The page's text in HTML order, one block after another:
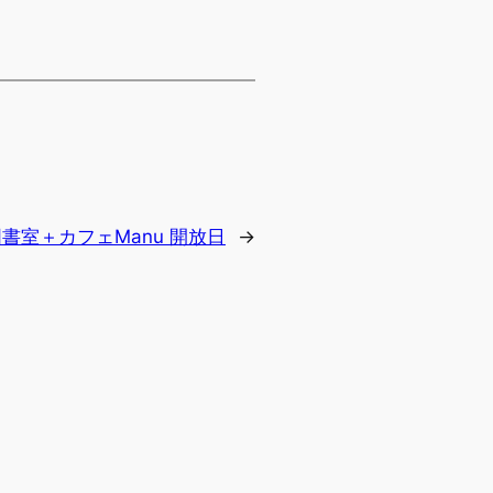
室＋カフェManu 開放日 →